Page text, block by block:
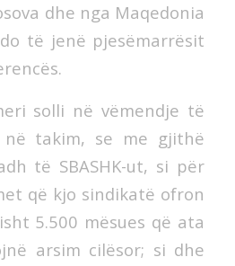
dhe nga Maqedonia
të jenë pjesëmarrësit
solli në vëmendje të
në takim, se me gjithë
të SBASHK-ut, si për
që kjo sindikatë ofron
5.500 mësues që ata
arsim cilësor; si dhe